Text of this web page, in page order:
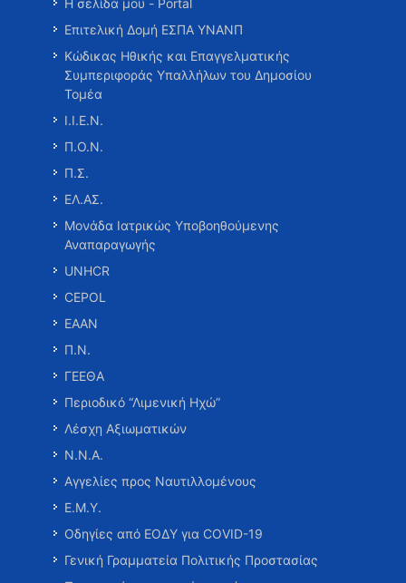
Η σελίδα μου - Portal
Επιτελική Δομή ΕΣΠΑ ΥΝΑΝΠ
Κώδικας Ηθικής και Επαγγελματικής
Συμπεριφοράς Υπαλλήλων του Δημοσίου
Τομέα
Ι.Ι.Ε.Ν.
Π.Ο.Ν.
Π.Σ.
ΕΛ.ΑΣ.
Μονάδα Ιατρικώς Υποβοηθούμενης
Αναπαραγωγής
UNHCR
CEPOL
ΕΑΑΝ
Π.Ν.
ΓΕΕΘΑ
Περιοδικό “Λιμενική Ηχώ”
Λέσχη Αξιωματικών
Ν.Ν.Α.
Αγγελίες προς Ναυτιλλομένους
Ε.Μ.Υ.
Οδηγίες από ΕΟΔΥ για COVID-19
Γενική Γραμματεία Πολιτικής Προστασίας